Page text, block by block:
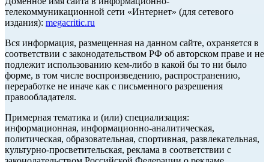
телекоммуникационной сети «Интернет» (для сетевого
издания): megacritic.ru
Вся информация, размещенная на данном сайте, охраняется в
соответствии с законодательством РФ об авторском праве и не
подлежит использованию кем-либо в какой бы то ни было
форме, в том числе воспроизведению, распространению,
переработке не иначе как с письменного разрешения
правообладателя.
Примерная тематика и (или) специализация:
информационная, информационно-аналитическая,
политическая, образовательная, спортивная, развлекательная,
культурно-просветительская, реклама в соответствии с